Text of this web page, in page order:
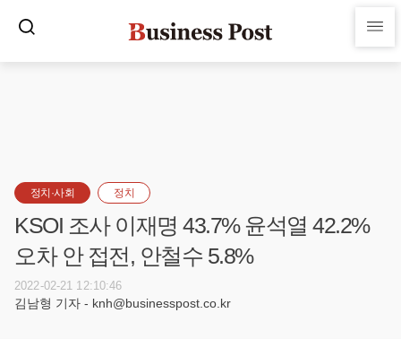
정치·사회 정치
KSOI 조사 이재명 43.7% 윤석열 42.2%
오차 안 접전, 안철수 5.8%
2022-02-21 12:10:46
김남형 기자 - knh@businesspost.co.kr